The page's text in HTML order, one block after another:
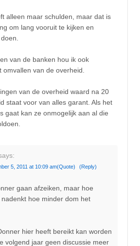
alleen maar schulden, maar dat is
om lang vooruit te kijken en
van de banken hou ik ook
omvallen van de overheid.
van de overheid waard na 20
staat voor van alles garant. Als het
gaat kan ze onmogelijk aan al die
5, 2011 at 10:09 am(Quote) (Reply)
gaan afzeiken, maar hoe
hoe minder dom het
hier heeft bereikt kan worden
volgend jaar geen discussie meer